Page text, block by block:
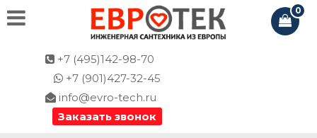
+7 (495)142-98-70
+7 (901)427-32-45
info@evro-tech.ru
Заказать звонок
0